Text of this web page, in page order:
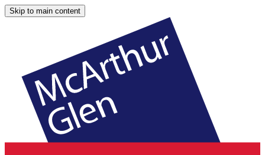
Skip to main content